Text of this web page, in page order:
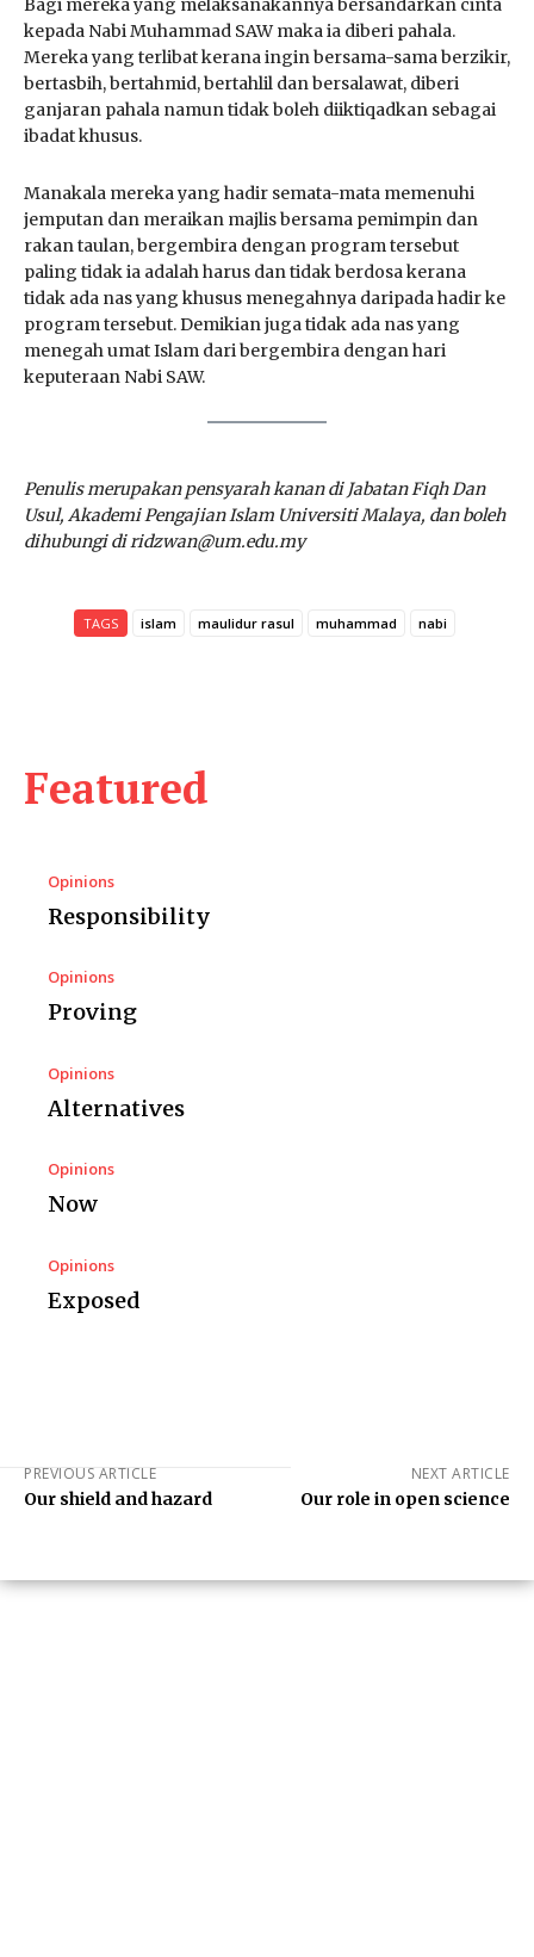
Featured
Opinions
Responsibility
Opinions
Proving
Opinions
Alternatives
Opinions
Now
Opinions
Exposed
Bagi mereka yang melaksanakannya bersandarkan cinta
kepada Nabi Muhammad SAW maka ia diberi pahala.
Mereka yang terlibat kerana ingin bersama-sama berzikir,
bertasbih, bertahmid, bertahlil dan bersalawat, diberi
ganjaran pahala namun tidak boleh diiktiqadkan sebagai
ibadat khusus.
Manakala mereka yang hadir semata-mata memenuhi
jemputan dan meraikan majlis bersama pemimpin dan
rakan taulan, bergembira dengan program tersebut
paling tidak ia adalah harus dan tidak berdosa kerana
tidak ada nas yang khusus menegahnya daripada hadir ke
program tersebut. Demikian juga tidak ada nas yang
menegah umat Islam dari bergembira dengan hari
keputeraan Nabi SAW.
Penulis merupakan pensyarah kanan di Jabatan Fiqh Dan
Usul, Akademi Pengajian Islam Universiti Malaya, dan boleh
dihubungi di ridzwan@um.edu.my
TAGS islam maulidur rasul muhammad nabi
PREVIOUS ARTICLE
Our shield and hazard
NEXT ARTICLE
Our role in open science